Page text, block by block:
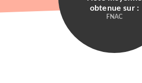
ALBUMS ET ILLUSTRÉS (3-6 ANS)
Les histoires de P'tit Sami
obtenue sur :
FNAC